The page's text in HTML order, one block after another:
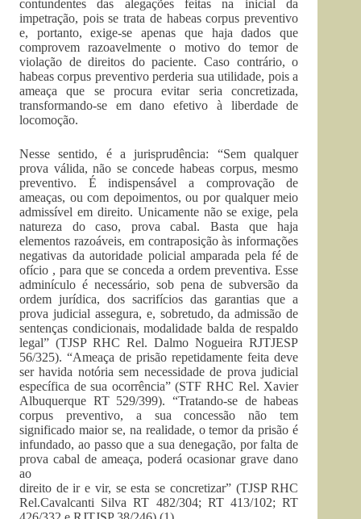
contundentes das alegações feitas na inicial da
impetração, pois se trata de habeas corpus preventivo
e, portanto, exige-se apenas que haja dados que
comprovem razoavelmente o motivo do temor de
violação de direitos do paciente. Caso contrário, o
habeas corpus preventivo perderia sua utilidade, pois a
ameaça que se procura evitar seria concretizada,
transformando-se em dano efetivo à liberdade de
locomoção.
Nesse sentido, é a jurisprudência: “Sem qualquer
prova válida, não se concede habeas corpus, mesmo
preventivo. É indispensável a comprovação de
ameaças, ou com depoimentos, ou por qualquer meio
admissível em direito. Unicamente não se exige, pela
natureza do caso, prova cabal. Basta que haja
elementos razoáveis, em contraposição às informações
negativas da autoridade policial amparada pela fé de
ofício , para que se conceda a ordem preventiva. Esse
adminículo é necessário, sob pena de subversão da
ordem jurídica, dos sacrifícios das garantias que a
prova judicial assegura, e, sobretudo, da admissão de
sentenças condicionais, modalidade balda de respaldo
legal” (TJSP RHC Rel. Dalmo Nogueira RJTJESP
56/325). “Ameaça de prisão repetidamente feita deve
ser havida notória sem necessidade de prova judicial
específica de sua ocorrência” (STF RHC Rel. Xavier
Albuquerque RT 529/399). “Tratando-se de habeas
corpus preventivo, a sua concessão não tem
significado maior se, na realidade, o temor da prisão é
infundado, ao passo que a sua denegação, por falta de
prova cabal de ameaça, poderá ocasionar grave dano
ao
direito de ir e vir, se esta se concretizar” (TJSP RHC
Rel.Cavalcanti Silva RT 482/304; RT 413/102; RT